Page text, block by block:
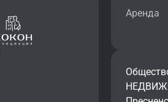
Аренда